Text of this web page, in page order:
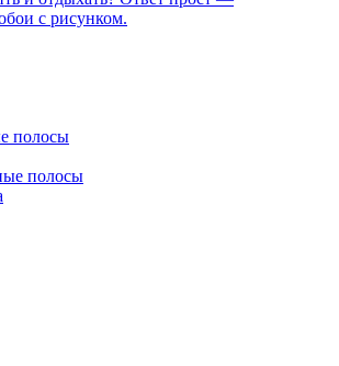
с рисунком.
полосы
полосы